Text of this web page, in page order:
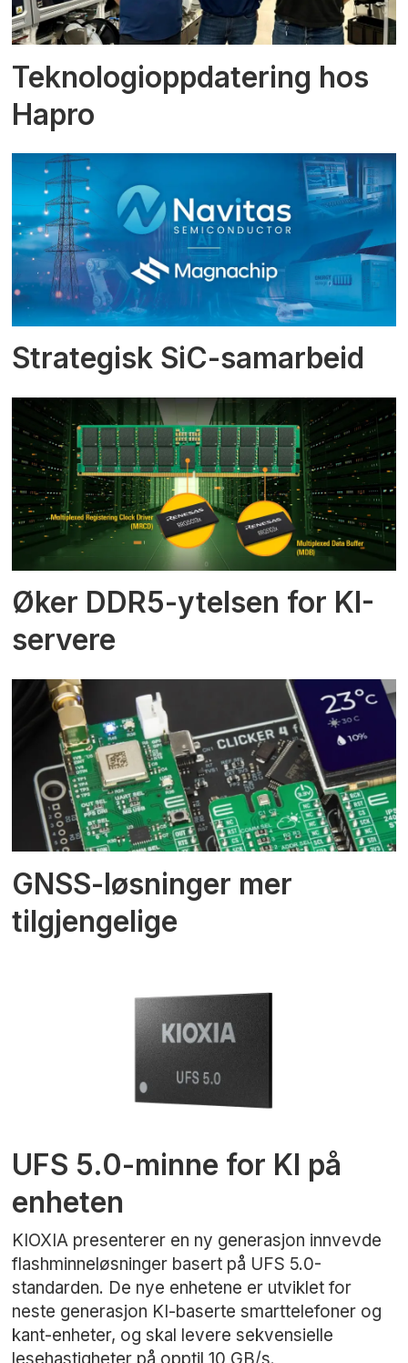
Teknologioppdatering hos
Hapro
Strategisk SiC-samarbeid
Øker DDR5-ytelsen for KI-
servere
GNSS-løsninger mer
tilgjengelige
UFS 5.0-minne for KI på
enheten
KIOXIA presenterer en ny generasjon innvevde
flashminneløsninger basert på UFS 5.0-
standarden. De nye enhetene er utviklet for
neste generasjon KI-baserte smarttelefoner og
kant-enheter, og skal levere sekvensielle